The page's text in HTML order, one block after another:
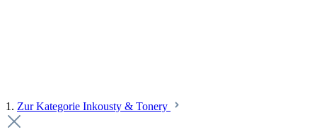
1. Zur Kategorie Inkousty & Tonery